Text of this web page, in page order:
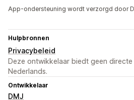
App-ondersteuning wordt verzorgd door
Hulpbronnen
Privacybeleid
Deze ontwikkelaar biedt geen
Nederlands.
Ontwikkelaar
DMJ